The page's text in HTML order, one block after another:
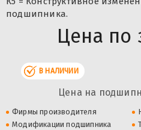
подшипника.
Цена по
В НАЛИЧИИ
Цена на
Фирмы производителя
Модификации подшипника